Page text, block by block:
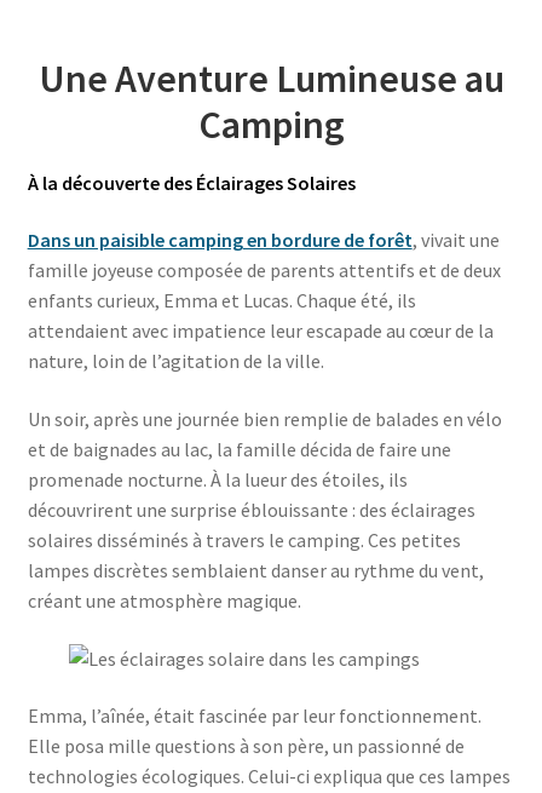
Une Aventure Lumineuse au
Camping
À la découverte des Éclairages Solaires
Dans un paisible camping en bordure de forêt, vivait une
famille joyeuse composée de parents attentifs et de deux
enfants curieux, Emma et Lucas. Chaque été, ils
attendaient avec impatience leur escapade au cœur de la
nature, loin de l’agitation de la ville.
Un soir, après une journée bien remplie de balades en vélo
et de baignades au lac, la famille décida de faire une
promenade nocturne. À la lueur des étoiles, ils
découvrirent une surprise éblouissante : des éclairages
solaires disséminés à travers le camping. Ces petites
lampes discrètes semblaient danser au rythme du vent,
créant une atmosphère magique.
Emma, l’aînée, était fascinée par leur fonctionnement.
Elle posa mille questions à son père, un passionné de
technologies écologiques. Celui-ci expliqua que ces lampes